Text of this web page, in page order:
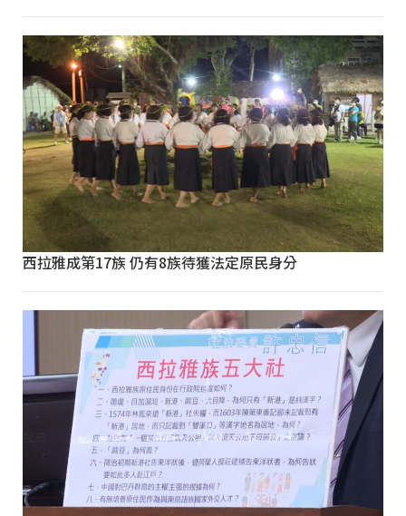
西拉雅成第17族 仍有8族待獲法定原民身分